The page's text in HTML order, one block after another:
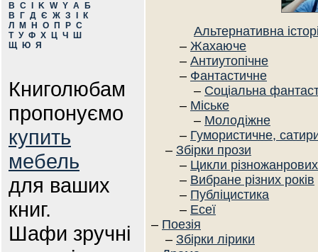
B C K W Y А
Б
В
Г Д Є Ж З
К
Л
М Н О П Р С
Т У Ф Х Ц Ч
Ш
Щ
Ю Я
Книголюбам
пропонуємо
купить
мебель
для ваших
книг.
Шафи зручні
Альтернативна
– Жахаюче
– Антиутопічне
– Фантастичне
– Соціальна
– Міське
– Молодіжне
– Гумористичне,
– Збірки прози
– Цикли
– Вибране різних років
– Публіцистика
– Есеї
– Поезія
– Збірки лірики